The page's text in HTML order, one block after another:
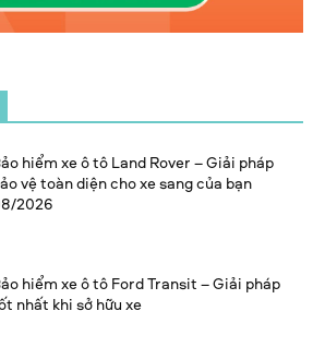
hiểm xe ô tô Land Rover – Giải pháp
vệ toàn diện cho xe sang của bạn
2026
hiểm xe ô tô Ford Transit – Giải pháp
nhất khi sở hữu xe